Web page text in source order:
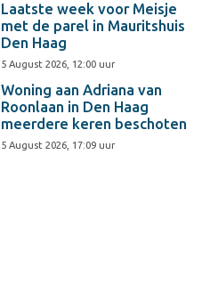
Laatste week voor Meisje
met de parel in Mauritshuis
Den Haag
5 August 2026, 12:00 uur
Woning aan Adriana van
Roonlaan in Den Haag
meerdere keren beschoten
5 August 2026, 17:09 uur